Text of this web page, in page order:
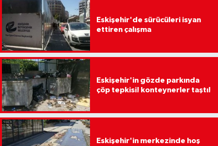
Eskişehir'de sürücüleri isyan
ettiren çalışma
Eskişehir'in gözde parkında
çöp tepkisi! konteynerler taştı!
Eskişehir'in merkezinde hoş